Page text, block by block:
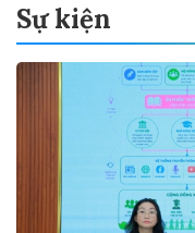
Sự kiện